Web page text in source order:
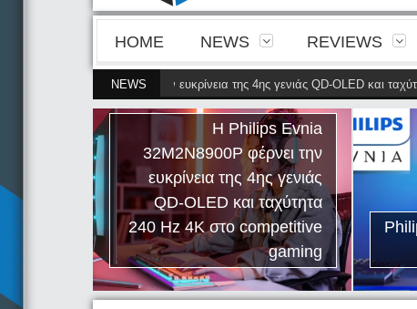
HOME NEWS REVIEWS
NEWS
32M2N8900P φέρνει την ευκρίνεια της 4ης γενιάς QD-OLED και
Η Philips Evnia
32M2N8900P φέρνει την
ευκρίνεια της 4ης γενιάς
QD-OLED και ταχύτητα
240 Hz 4K στο competitive
gaming